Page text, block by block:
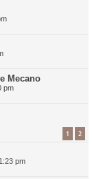
Mecano
pm
1 2
pm